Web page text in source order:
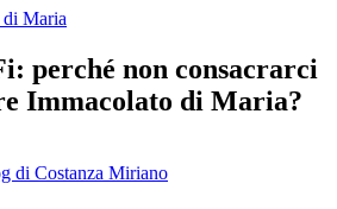
di Maria
perché non consacrarci
Immacolato di Maria?
di Costanza Miriano